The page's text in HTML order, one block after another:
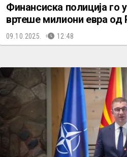
Финансиска полиција го
вртеше милиони евра од
09.10.2025. 12:48